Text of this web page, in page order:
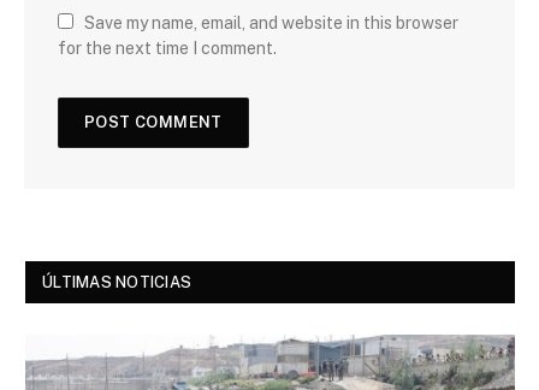
Save my name, email, and website in this browser
for the next time I comment.
ÚLTIMAS NOTICIAS